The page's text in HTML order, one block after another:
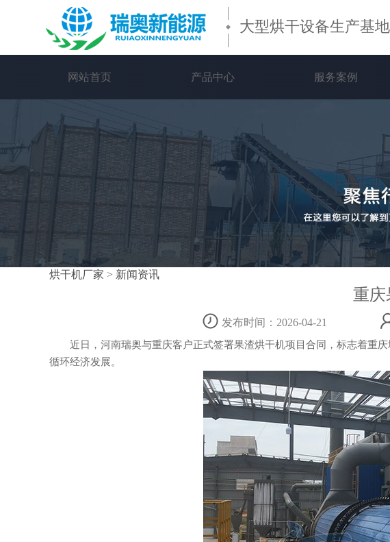
大型烘干设备生产基地
网站首页 产品中心 服务案例
烘干机厂家 > 新闻资讯
重庆
发布时间：2026-04-21
近日，河南瑞奥与重庆客户正式签署果渣烘干机项目合同，标志着重庆
循环经济发展。